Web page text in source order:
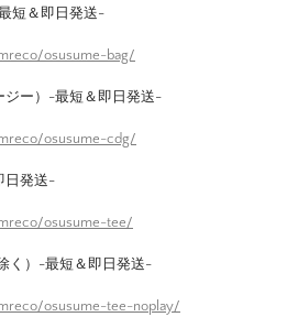
短＆即日発送-
osusume-bag/
ジー）-最短＆即日発送-
osusume-cdg/
日発送-
osusume-tee/
く）-最短＆即日発送-
osusume-tee-noplay/